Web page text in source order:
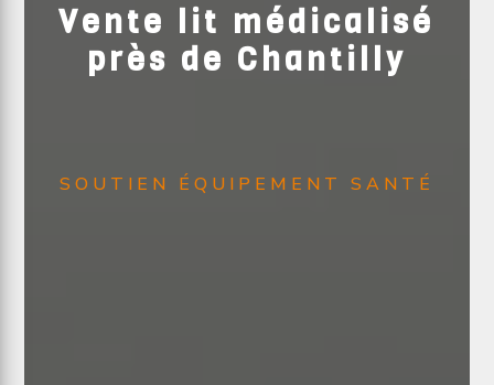
Vente lit médicalisé
près de Chantilly
SOUTIEN ÉQUIPEMENT SANTÉ